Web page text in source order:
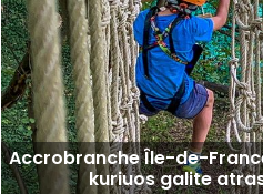
Accrobranche Île-de-
kuriuos galite